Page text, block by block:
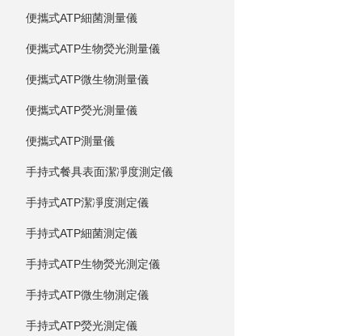
便攜式ATP細菌測量儀
便攜式ATP生物熒光測量儀
便攜式ATP微生物測量儀
便攜式ATP熒光測量儀
便攜式ATP測量儀
手持式餐具表面潔凈度測定儀
手持式ATP潔凈度測定儀
手持式ATP細菌測定儀
手持式ATP生物熒光測定儀
手持式ATP微生物測定儀
手持式ATP熒光測定儀